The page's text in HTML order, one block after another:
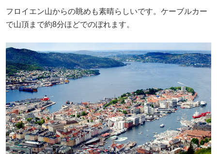
フロイエン山からの眺めも素晴らしいです。ケーブルカー
で山頂まで約8分ほどでのぼれます。